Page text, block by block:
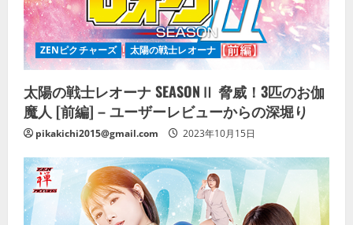
ZENピクチャーズ 太陽の戦士レオーナ
太陽の戦士レオーナ SEASONⅡ 脅威！3匹のお伽
魔人 [前編] – ユーザーレビューからの深堀り
pikakichi2015@gmail.com 2023年10月15日